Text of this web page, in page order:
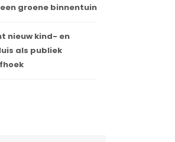
groene binnentuin
nieuw kind- en
als publiek